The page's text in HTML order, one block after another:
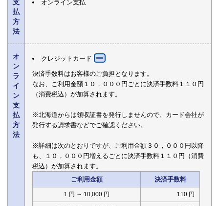
支
払
方
法
オンライン支払
オ
ン
ラ
イ
ン
支
払
方
法
クレジットカード
決済手数料はお客様のご負担となります。
なお、ご利用金額１０，０００円ごとに決済手数料１１０円
（消費税込）が加算されます。
※北海道からは領収証書を発行しませんので、カード会社が
発行する請求書などでご確認ください。
※詳細は次のとおりですが、ご利用金額３０，０００円以降
も、１０，０００円増えるごとに決済手数料１１０円（消費
税込）が加算されます。
ご利用金額
決済手数料
1 円 ～ 10,000 円 110 円